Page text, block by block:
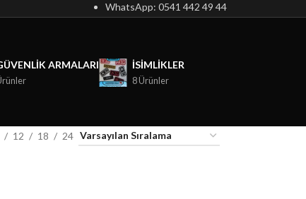
WhatsApp: 0541 442 49 44
ARMALARI ISIMLIKLER
8 Ürünler
12 18 24